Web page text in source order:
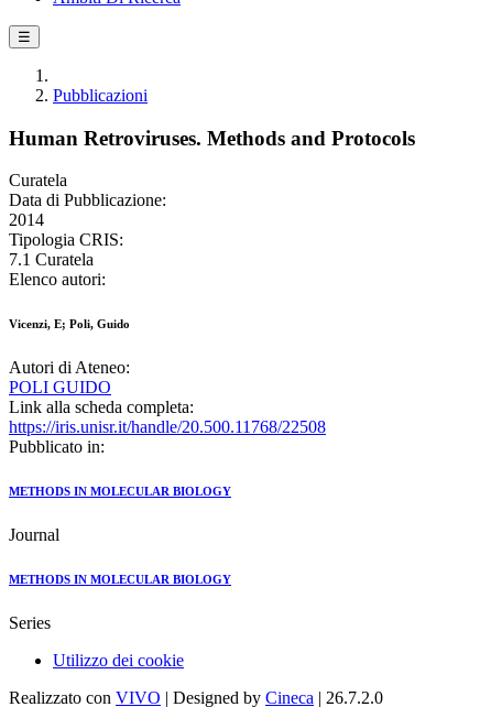
☰
Pubblicazioni
Human Retroviruses. Methods and Protocols
Curatela
Data di Pubblicazione:
2014
Tipologia CRIS:
7.1 Curatela
Elenco autori:
Vicenzi, E; Poli, Guido
Autori di Ateneo:
POLI GUIDO
Link alla scheda completa:
https://iris.unisr.it/handle/20.500.11768/22508
Pubblicato in:
METHODS IN MOLECULAR BIOLOGY
Journal
METHODS IN MOLECULAR BIOLOGY
Series
Utilizzo dei cookie
Realizzato con VIVO | Designed by Cineca | 26.7.2.0